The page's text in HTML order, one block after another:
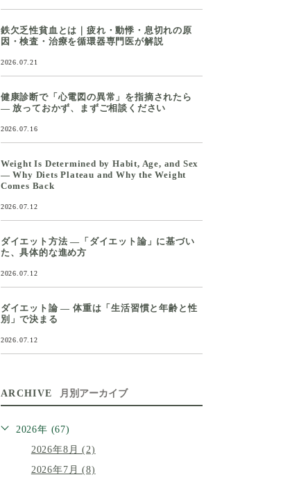
鉄欠乏性貧血とは｜疲れ・動悸・息切れの原
因・検査・治療を循環器専門医が解説
2026.07.21
健康診断で「心電図の異常」を指摘されたら
― 放っておかず、まずご相談ください
2026.07.16
Weight Is Determined by Habit, Age, and Sex
— Why Diets Plateau and Why the Weight
Comes Back
2026.07.12
ダイエット方法 ―「ダイエット論」に基づい
た、具体的な進め方
2026.07.12
ダイエット論 ― 体重は「生活習慣と年齢と性
別」で決まる
2026.07.12
ARCHIVE 月別アーカイブ
2026年 (67)
2026年8月 (2)
2026年7月 (8)